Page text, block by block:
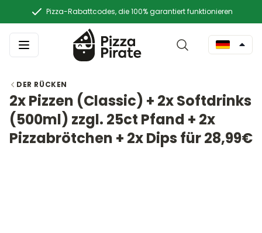
Pizza-Rabattcodes, die 100% garantiert funktionieren
DER RÜCKEN
2x Pizzen (Classic) + 2x Softdrinks
(500ml) zzgl. 25ct Pfand + 2x
Pizzabrötchen + 2x Dips für 28,99€